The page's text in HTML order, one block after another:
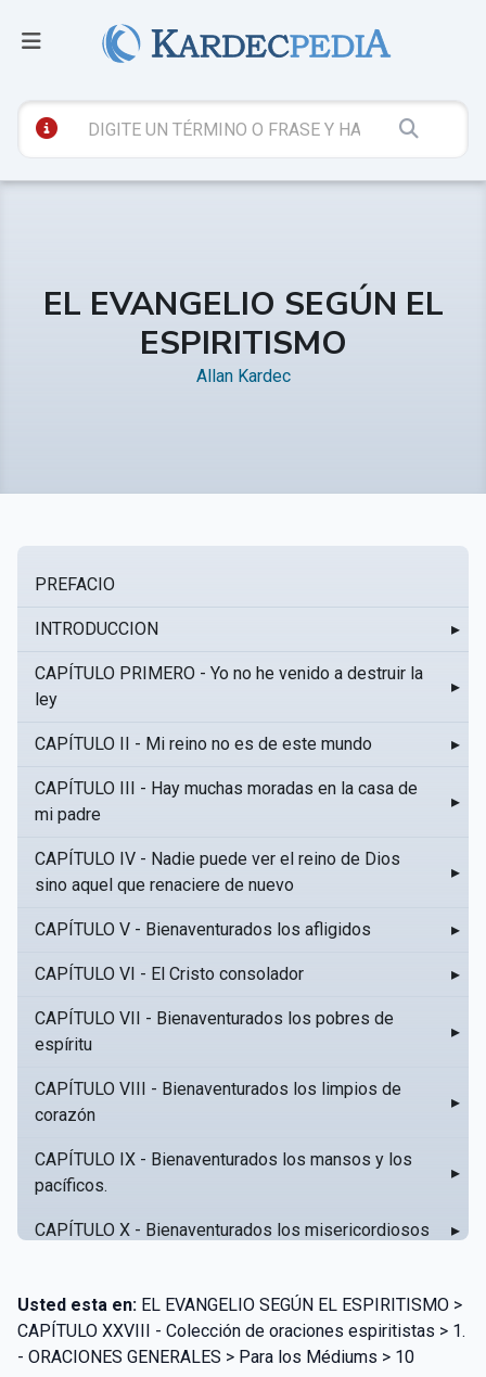
EL EVANGELIO SEGÚN EL
ESPIRITISMO
Allan Kardec
PREFACIO
INTRODUCCION ▸
CAPÍTULO PRIMERO - Yo no he venido a destruir la
ley
▸
CAPÍTULO II - Mi reino no es de este mundo ▸
CAPÍTULO III - Hay muchas moradas en la casa de
mi padre
▸
CAPÍTULO IV - Nadie puede ver el reino de Dios
sino aquel que renaciere de nuevo
▸
CAPÍTULO V - Bienaventurados los afligidos ▸
CAPÍTULO VI - El Cristo consolador ▸
CAPÍTULO VII - Bienaventurados los pobres de
espíritu
▸
CAPÍTULO VIII - Bienaventurados los limpios de
corazón
▸
CAPÍTULO IX - Bienaventurados los mansos y los
pacíficos.
▸
CAPÍTULO X - Bienaventurados los misericordiosos ▸
CAPÍTULO XII - Amad a vuestros enemigos
CAPÍTULO XIII - No sepa tu izquierda lo que hace tu
Usted esta en: EL EVANGELIO SEGÚN EL ESPIRITISMO >
CAPÍTULO XXVIII - Colección de oraciones espiritistas > 1.
- ORACIONES GENERALES > Para los Médiums > 10